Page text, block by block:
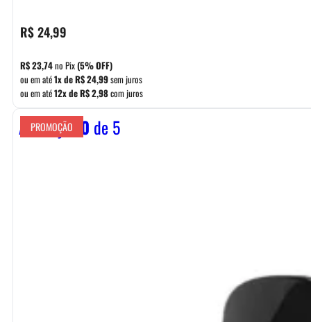
R$24,99
R$23,74no Pix(5% OFF)
ou em até1x deR$24,99sem juros
ou em até12x deR$2,98com juros
Avaliação 0 de 5
PROMOÇÃO